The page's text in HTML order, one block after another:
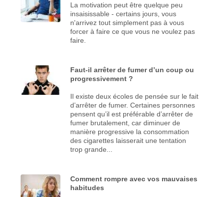
La motivation peut être quelque peu
insaisissable - certains jours, vous
n'arrivez tout simplement pas à vous
forcer à faire ce que vous ne voulez pas
faire.
Faut-il arrêter de fumer d’un coup ou
progressivement ?
Il existe deux écoles de pensée sur le fait
d’arrêter de fumer. Certaines personnes
pensent qu’il est préférable d’arrêter de
fumer brutalement, car diminuer de
manière progressive la consommation
des cigarettes laisserait une tentation
trop grande...
Comment rompre avec vos mauvaises
habitudes